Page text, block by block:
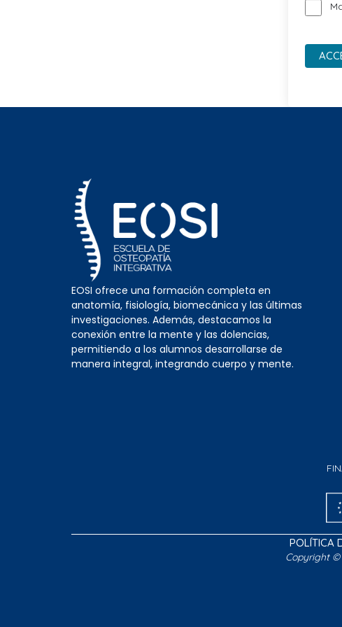
EOSI ofrece una formación completa en
anatomía, fisiología, biomecánica y las últimas
investigaciones. Además, destacamos la
conexión entre la mente y las dolencias,
permitiendo a los alumnos desarrollarse de
manera integral, integrando cuerpo y mente.
POLÍTICA
Copyright ©